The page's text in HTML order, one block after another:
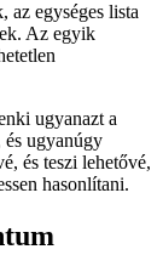
az egységes lista
Az egyik
ugyanazt a
ugyanúgy
és teszi lehetővé,
hasonlítani.